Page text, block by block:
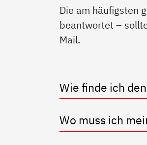
Die am häufigsten
beantwortet –
Mail.
Wie finde ich
Wo muss ich